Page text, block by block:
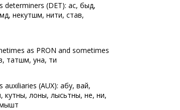
determiners (DET): ас, быд,
некутшӧм, ниӧти, став,
as PRON and sometimes
уна, ӧти
(AUX): абу, вай,
кутны, лоны, лысьтны, не, ни,